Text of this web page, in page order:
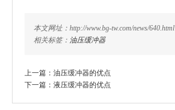
本文网址：http://www.bg-tw.com/news/640.html
相关标签： 油压缓冲器
上一篇： 油压缓冲器的优点
下一篇： 液压缓冲器的优点